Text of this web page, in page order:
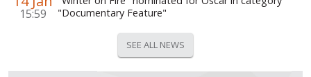
15:59
"Documentary Feature"
SEE ALL NEWS